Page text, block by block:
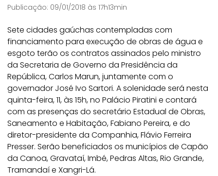
Publicação: 09/01/2018 às 17h13min
Sete cidades gaúchas contempladas com
financiamento para execução de obras de água e
esgoto terão os contratos assinados pelo ministro
da Secretaria de Governo da Presidência da
República, Carlos Marun, juntamente com o
governador José Ivo Sartori. A solenidade será nesta
quinta-feira, 11, às 15h, no Palácio Piratini e contará
com as presenças do secretário Estadual de Obras,
Saneamento e Habitação, Fabiano Pereira, e do
diretor-presidente da Companhia, Flávio Ferreira
Presser. Serão beneficiados os municípios de Capão
da Canoa, Gravataí, Imbé, Pedras Altas, Rio Grande,
Tramandaí e Xangri-Lá.